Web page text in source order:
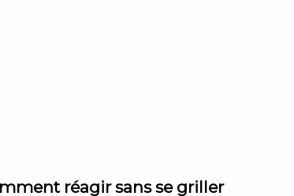
réagir sans se griller